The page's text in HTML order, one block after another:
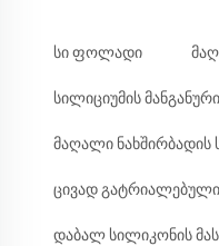
სი ფოლადი
სილიციუმის
მაღალი ნახშირბადის
ცივად
დაბალ სილიკონის